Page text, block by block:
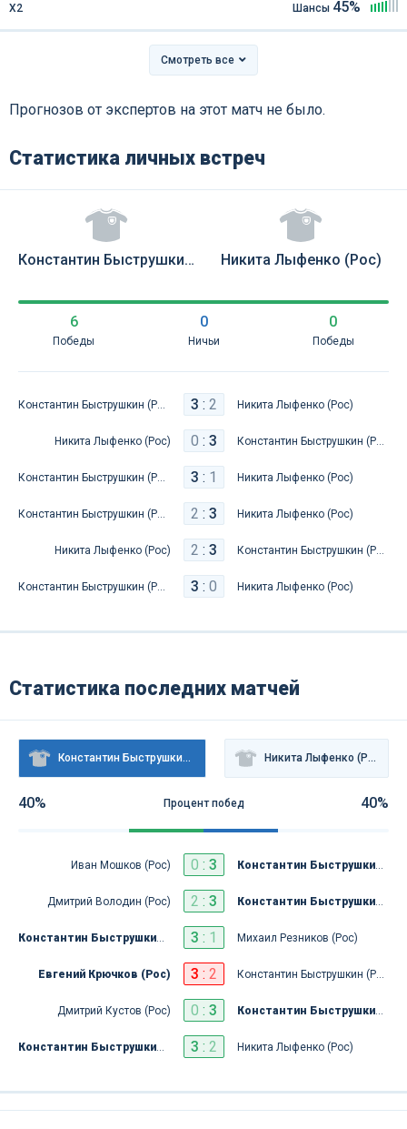
Х2 Шансы 45%
Смотреть все
Прогнозов от экспертов на этот матч не было.
Статистика личных встреч
Константин Быструшкин (Рос)
6
Победы
0
Ничьи
0
Победы
Никита Лыфенко (Рос)
3 : 2 Никита Лыфенко (Рос)
Никита Лыфенко (Рос) 0 : 3 Константин Быструшкин (Рос)
3 : 1 Никита Лыфенко (Рос)
2 : 3 Никита Лыфенко (Рос)
Никита Лыфенко (Рос) 2 : 3 Константин Быструшкин (Рос)
3 : 0 Никита Лыфенко (Рос)
Статистика последних матчей
Константин Быструшкин (Рос) Никита Лыфенко (Рос)
40% Процент побед 40%
Иван Мошков (Рос) 0 : 3 Константин Быструшкин (Рос)
Дмитрий Володин (Рос) 2 : 3 Константин Быструшкин (Рос)
3 : 1 Михаил Резников (Рос)
Евгений Крючков (Рос) 3 : 2 Константин Быструшкин (Рос)
Дмитрий Кустов (Рос) 0 : 3 Константин Быструшкин (Рос)
3 : 2 Никита Лыфенко (Рос)